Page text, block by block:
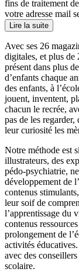
fins de traitement
votre adresse mail
Lire la suite
Avec ses 26
digitales, et plus de
présent dans plus
d’enfants chaque
des enfants, à
jouent, inventent,
chacun le recrée,
pas de les regarder,
leur curiosité les
Notre méthode est
illustrateurs, des
pédo-psychiatrie,
développement de
contenus
leur soif de
l’apprentissage du
contenus
prolongement de
activités
avec des
scolaire.